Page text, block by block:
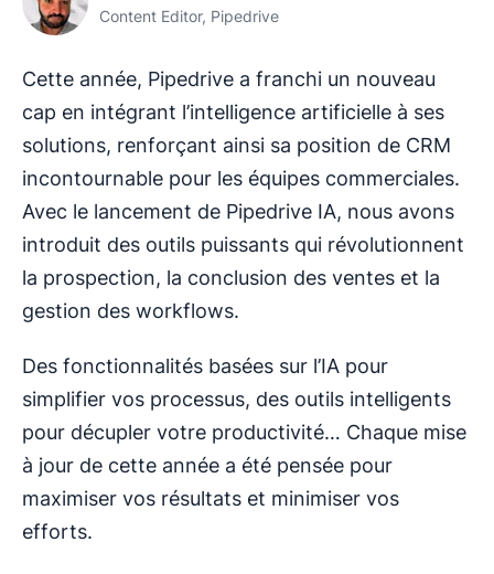
Content Editor, Pipedrive
Cette année, Pipedrive a franchi un nouveau
cap en intégrant l’intelligence artificielle à ses
solutions, renforçant ainsi sa position de CRM
incontournable pour les équipes commerciales.
Avec le lancement de Pipedrive IA, nous avons
introduit des outils puissants qui révolutionnent
la prospection, la conclusion des ventes et la
gestion des workflows.
Des fonctionnalités basées sur l’IA pour
simplifier vos processus, des outils intelligents
pour décupler votre productivité… Chaque mise
à jour de cette année a été pensée pour
maximiser vos résultats et minimiser vos
efforts.